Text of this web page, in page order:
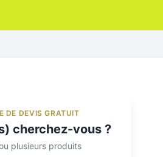
DE DEVIS GRATUIT
cherchez-vous ?
plusieurs produits